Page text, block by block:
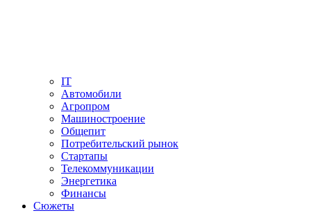
IT
Автомобили
Агропром
Машиностроение
Общепит
Потребительский рынок
Стартапы
Телекоммуникации
Энергетика
Финансы
Сюжеты